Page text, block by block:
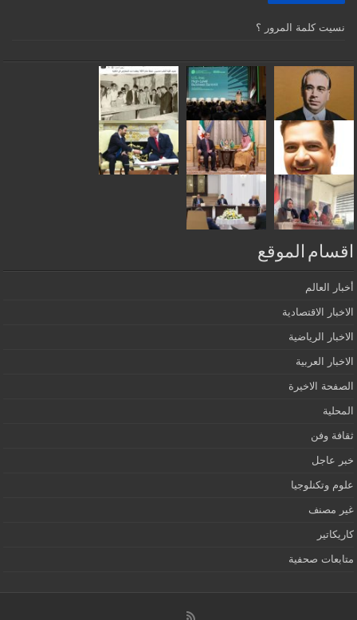
نسيت كلمة المرور ؟
اقسام الموقع
أخبار العالم
الاخبار الاقتصادية
الاخبار الرياضية
الاخبار العربية
الصفحة الاخيرة
المحلية
ثقافة وفن
خبر عاجل
علوم وتكنلوجيا
غير مصنف
كاريكاتير
متابعات صحفية